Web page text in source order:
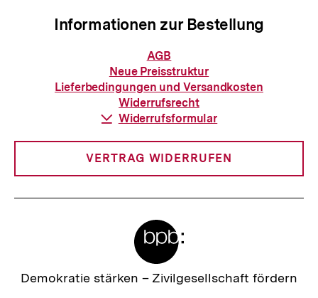
Informationen zur Bestellung
Informationen
zur
Bestellung
AGB
Neue Preisstruktur
Lieferbedingungen und Versandkosten
Widerrufsrecht
Download-
Widerrufsformular
VERTRAG WIDERRUFEN
Zur
Demokratie stärken – Zivilgesellschaft fördern